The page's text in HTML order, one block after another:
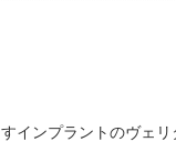
インプラントのヴェ